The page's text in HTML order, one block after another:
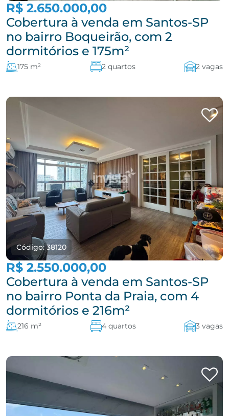
R$ 2.650.000,00
Cobertura à venda em Santos-SP
no bairro Boqueirão, com 2
dormitórios e 175m²
175 m² 2 quartos 2 vagas
Código: 38120
R$ 2.550.000,00
Cobertura à venda em Santos-SP
no bairro Ponta da Praia, com 4
dormitórios e 216m²
216 m² 4 quartos 3 vagas